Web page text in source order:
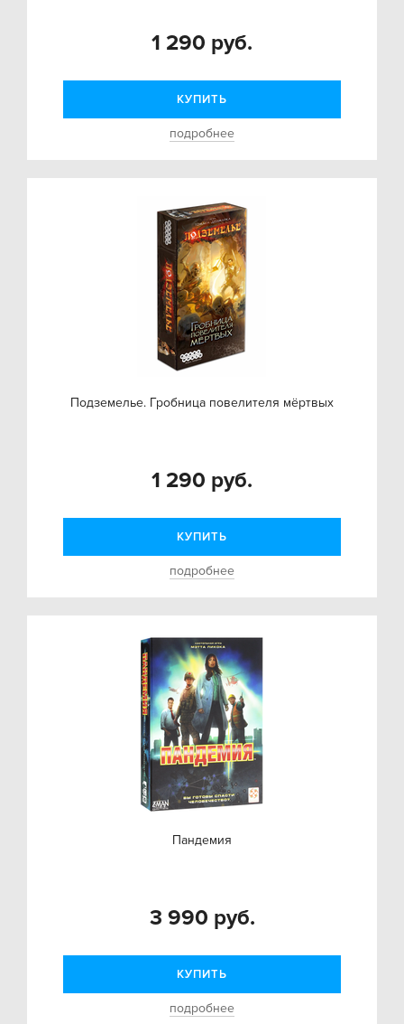
1 290 руб.
КУПИТЬ
подробнее
Подземелье. Гробница повелителя мёртвых
1 290 руб.
КУПИТЬ
подробнее
Пандемия
3 990 руб.
КУПИТЬ
подробнее